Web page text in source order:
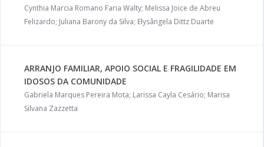
Cynthia Marcia Romano Faria Walty; Melissa Joice de Abreu
Felizardo; Juliana Barony da Silva; Elysângela Dittz Duarte
ARRANJO FAMILIAR, APOIO SOCIAL E FRAGILIDADE EM
IDOSOS DA COMUNIDADE
Gabriela Marques Pereira Mota; Larissa Cayla Cesário; Marisa
Silvana Zazzetta